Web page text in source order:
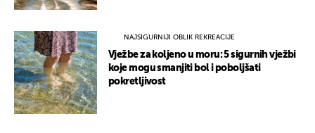
NAJSIGURNIJI OBLIK REKREACIJE
Vježbe za koljeno u moru: 5 sigurnih vježbi
koje mogu smanjiti bol i poboljšati
pokretljivost